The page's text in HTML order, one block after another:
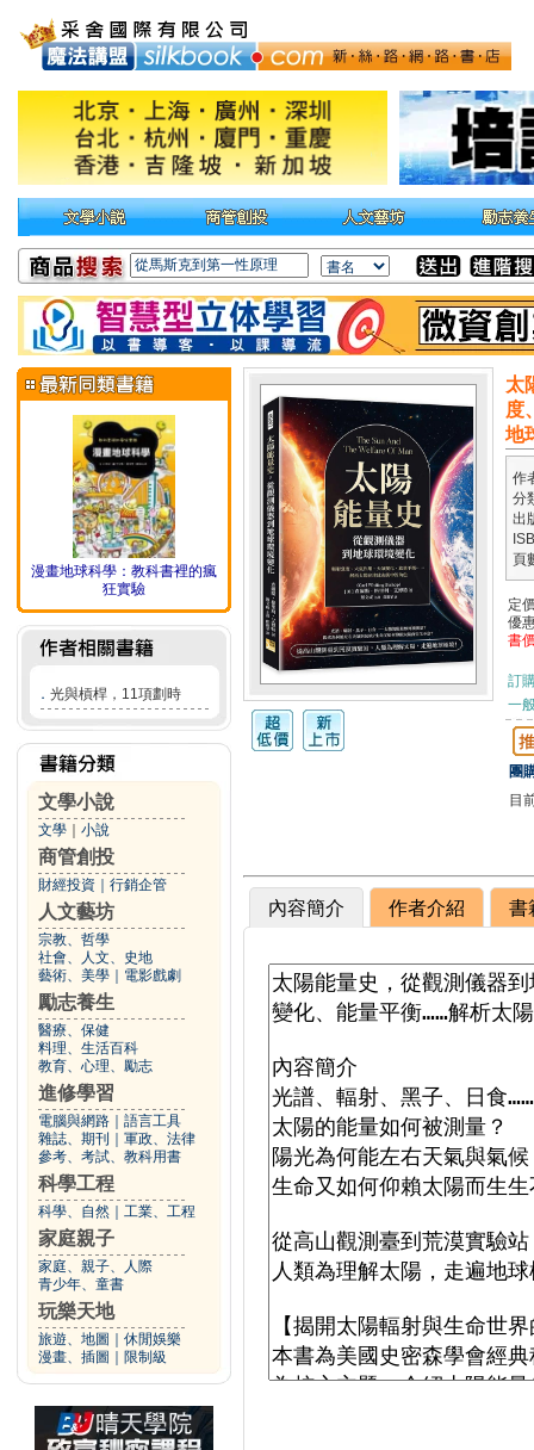
漫畫地球科學：教科書裡的瘋
狂實驗
． 光與槓桿，11項劃時
文學小說
文學 小說
商管創投
財經投資 行銷企管
人文藝坊
宗教、哲學
社會、人文、史地
藝術、美學
電影戲劇
勵志養生
醫療、保健
料理、生活百科
教育、心理、勵志
進修學習
電腦與網路
語言工具
雜誌、期刊
軍政、法律
參考、考試、教科用書
科學工程
科學、自然 工業、工程
家庭親子
家庭、親子、人際
青少年、童書
玩樂天地
旅遊、地圖
休閒娛樂
漫畫、插圖
限制級
太
度
地
作
分
出
頁
定
優
書
訂
一
團
目
內容簡介 作者介紹 書